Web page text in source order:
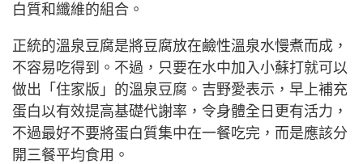
白質和纖維的組合。
正統的溫泉豆腐是將豆腐放在鹼性溫泉水慢煮而成，
不容易吃得到。不過，只要在水中加入小蘇打就可以
做出「住家版」的溫泉豆腐。吉野愛表示，早上補充
蛋白以有效提高基礎代謝率，令身體全日更有活力，
不過最好不要將蛋白質集中在一餐吃完，而是應該分
開三餐平均食用。